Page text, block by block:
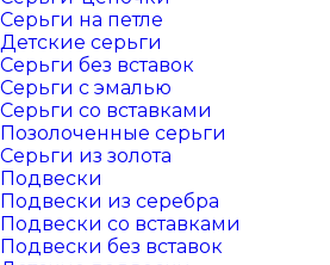
Серьги на петле
Детские серьги
Серьги без вставок
Серьги с эмалью
Серьги со вставками
Позолоченные серьги
Серьги из золота
Подвески
Подвески из серебра
Подвески со вставками
Подвески без вставок